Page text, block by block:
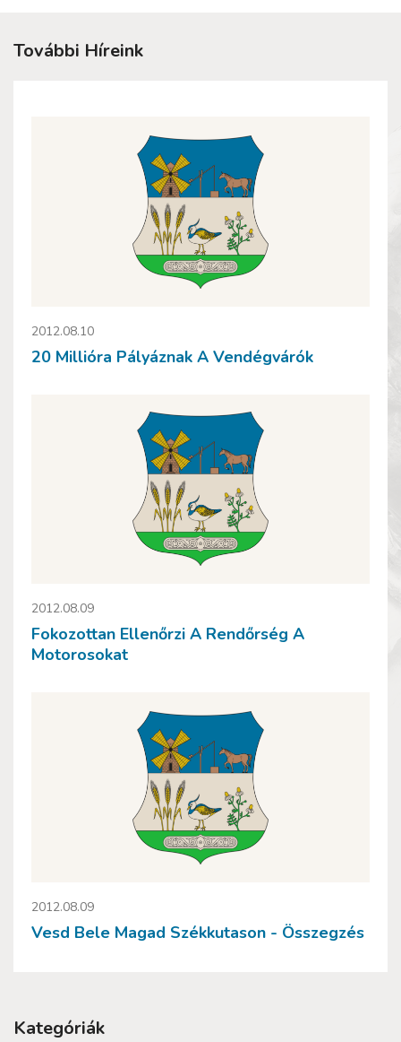
További Híreink
2012.08.10
20 Millióra Pályáznak A Vendégvárók
2012.08.09
Fokozottan Ellenőrzi A Rendőrség A
Motorosokat
2012.08.09
Vesd Bele Magad Székkutason - Összegzés
Kategóriák